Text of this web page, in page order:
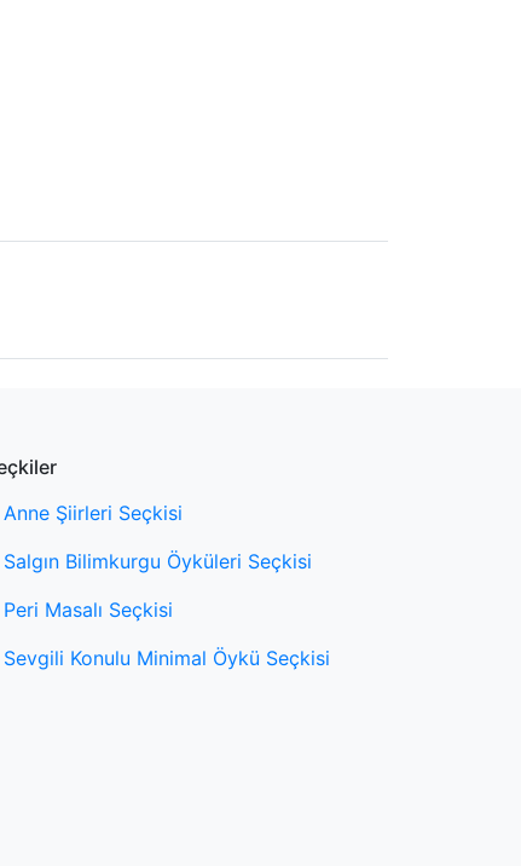
Anne Şiirleri Seçkisi
Salgın Bilimkurgu Öyküleri Seçkisi
Peri Masalı Seçkisi
Sevgili Konulu Minimal Öykü Seçkisi